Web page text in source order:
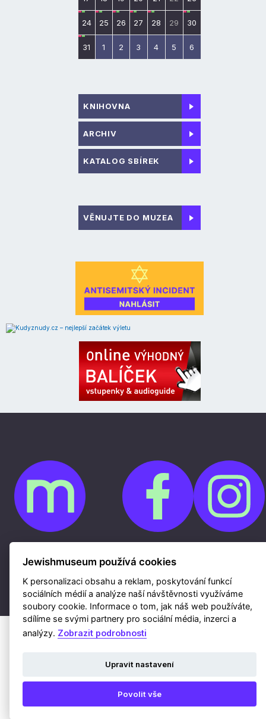
24 25 26 27 28 29 30
31 1 2 3 4 5 6
KNIHOVNA
ARCHIV
KATALOG SBÍREK
VĚNUJTE DO MUZEA
Ochrana osobních údajů
Whistleblowing
Kontakty
Mapa webu
Webdesign a hosting Nux s.r.o. | RSS
Jewishmuseum používá cookies
K personalizaci obsahu a reklam, poskytování funkcí
sociálních médií a analýze naší návštěvnosti využíváme
soubory cookie. Informace o tom, jak náš web používáte,
sdílíme se svými partnery pro sociální média, inzerci a
analýzy. Zobrazit podrobnosti
Upravit nastavení
Povolit vše